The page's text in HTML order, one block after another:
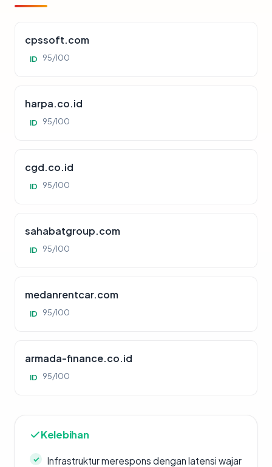
cpssoft.com
ID 95/100
harpa.co.id
ID 95/100
cgd.co.id
ID 95/100
sahabatgroup.com
ID 95/100
medanrentcar.com
ID 95/100
armada-finance.co.id
ID 95/100
Kelebihan
Infrastruktur merespons dengan latensi wajar